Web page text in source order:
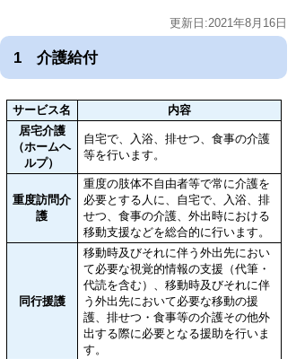
更新日:2021年8月16日
1 介護給付
サービス名
内容
居宅介護
（ホームヘ
ルプ）
自宅で、入浴、排せつ、食事の介護
等を行います。
重度訪問介
護
重度の肢体不自由者等で常に介護を
必要とする人に、自宅で、入浴、排
せつ、食事の介護、外出時における
移動支援などを総合的に行います。
同行援護
移動時及びそれに伴う外出先におい
て必要な視覚的情報の支援（代筆・
代読を含む）、移動時及びそれに伴
う外出先において必要な移動の援
護、排せつ・食事等の介護その他外
出する際に必要となる援助を行いま
す。